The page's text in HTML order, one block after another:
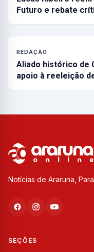
Futuro e rebate
REDAÇÃO
Aliado histórico de
apoio à reeleição
Notícias de Araruna,
SEÇÕES